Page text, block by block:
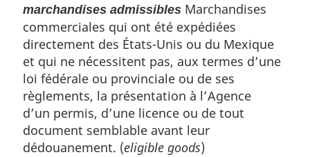
marchandises admissibles Marchandises
commerciales qui ont été expédiées
directement des États-Unis ou du Mexique
et qui ne nécessitent pas, aux termes d’une
loi fédérale ou provinciale ou de ses
règlements, la présentation à l’Agence
d’un permis, d’une licence ou de tout
document semblable avant leur
dédouanement. (eligible goods)